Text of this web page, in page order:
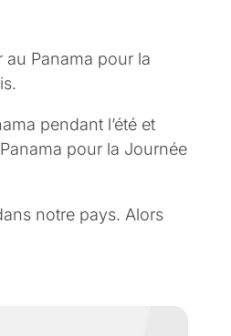
Panama pour la
pendant l’été et
pour la Journée
notre pays. Alors